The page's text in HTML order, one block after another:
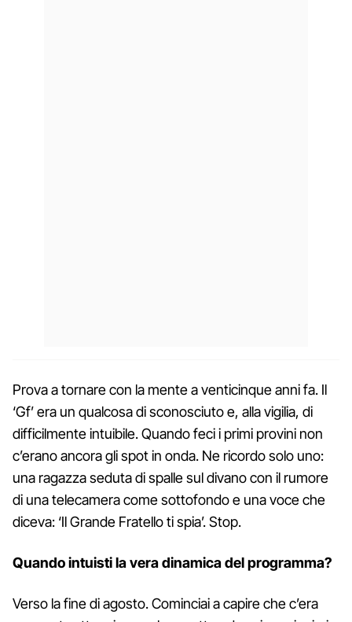
Prova a tornare con la mente a venticinque anni fa. Il
‘Gf’ era un qualcosa di sconosciuto e, alla vigilia, di
difficilmente intuibile. Quando feci i primi provini non
c’erano ancora gli spot in onda. Ne ricordo solo uno:
una ragazza seduta di spalle sul divano con il rumore
di una telecamera come sottofondo e una voce che
diceva: ‘Il Grande Fratello ti spia’. Stop.
Quando intuisti la vera dinamica del programma?
Verso la fine di agosto. Cominciai a capire che c’era